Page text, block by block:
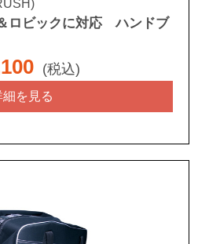
ロビックに対応 ハンドブ
(税込)
細を見る